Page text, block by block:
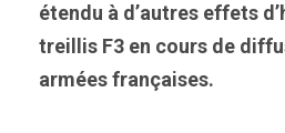
étendu à d’autres effets
treillis F3 en cours de
armées françaises.